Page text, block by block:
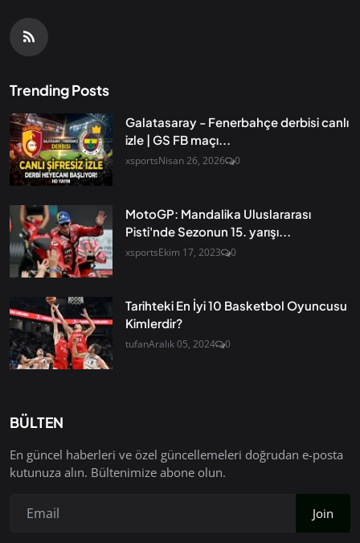
Trending Posts
Galatasaray - Fenerbahçe derbisi canlı
izle | GS FB maçı...
xsportsNisan 26, 2026 0
MotoGP: Mandalika Uluslararası
Pisti'nde Sezonun 15. yarışı...
xsportsEkim 17, 2023 0
Tarihteki En İyi 10 Basketbol Oyuncusu
Kimlerdir?
tufanAralık 05, 2024 0
BÜLTEN
En güncel haberleri ve özel güncellemeleri doğrudan e-posta
kutunuza alın. Bültenimize abone olun.
Join